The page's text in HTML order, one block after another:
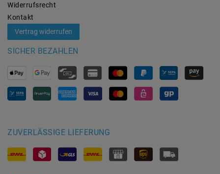
Widerrufs­recht
Kontakt
Vertrag widerrufen
SICHER BEZAHLEN
ZUVERLÄSSIGE LIEFERUNG